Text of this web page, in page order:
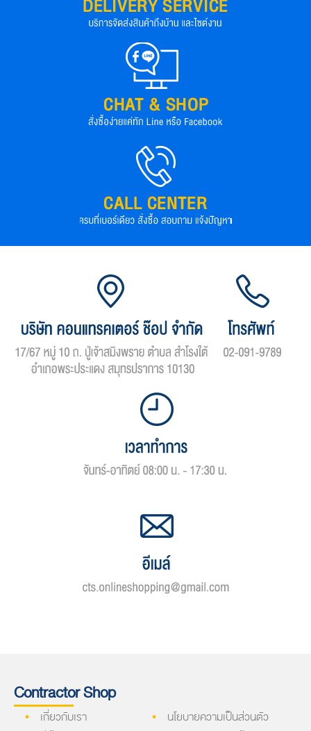
Contractor Shop
เกี่ยวกับเรา
นโยบายความเป็นส่วนตัว